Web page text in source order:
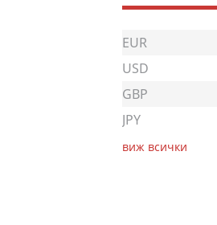
EUR
USD
GBP
JPY
виж всички